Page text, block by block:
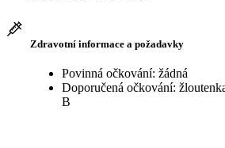
Zdravotní informace a požadavky
Povinná očkování: žádná
Doporučená očkování:
B